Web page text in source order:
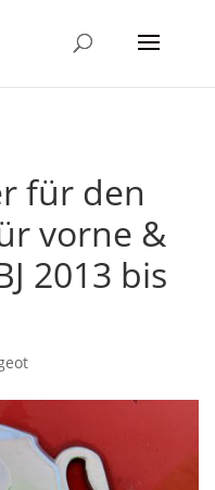
für den
vorne &
2013 bis